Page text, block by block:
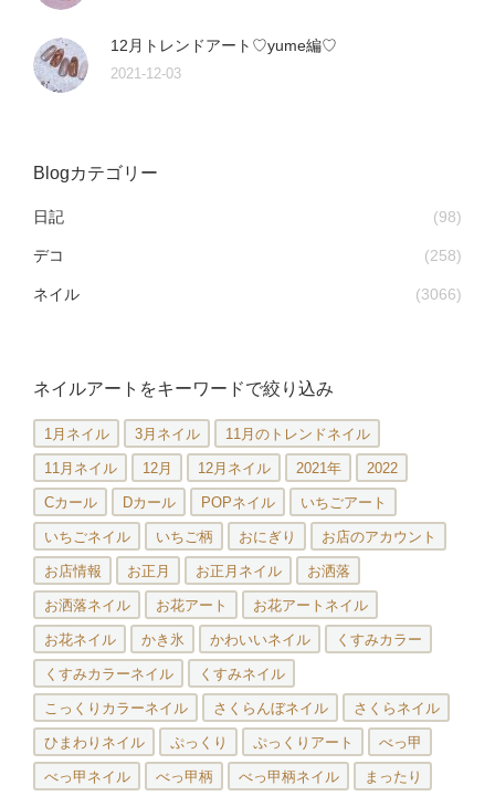
12月トレンドアート♡yume編♡
2021-12-03
Blogカテゴリー
日記 (98)
デコ (258)
ネイル (3066)
ネイルアートをキーワードで絞り込み
1月ネイル 3月ネイル 11月のトレンドネイル
11月ネイル 12月 12月ネイル 2021年 2022
Cカール Dカール POPネイル いちごアート
いちごネイル いちご柄 おにぎり お店のアカウント
お店情報 お正月 お正月ネイル お洒落
お洒落ネイル お花アート お花アートネイル
お花ネイル かき氷 かわいいネイル くすみカラー
くすみカラーネイル くすみネイル
こっくりカラーネイル さくらんぼネイル さくらネイル
ひまわりネイル ぷっくり ぷっくりアート べっ甲
べっ甲ネイル べっ甲柄 べっ甲柄ネイル まったり